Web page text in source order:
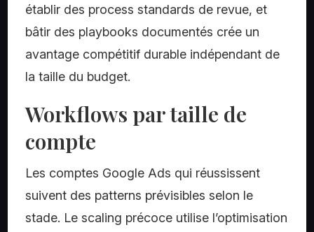
établir des process standards de revue, et
bâtir des playbooks documentés crée un
avantage compétitif durable indépendant de
la taille du budget.
Workflows par taille de
compte
Les comptes Google Ads qui réussissent
suivent des patterns prévisibles selon le
stade. Le scaling précoce utilise l’optimisation